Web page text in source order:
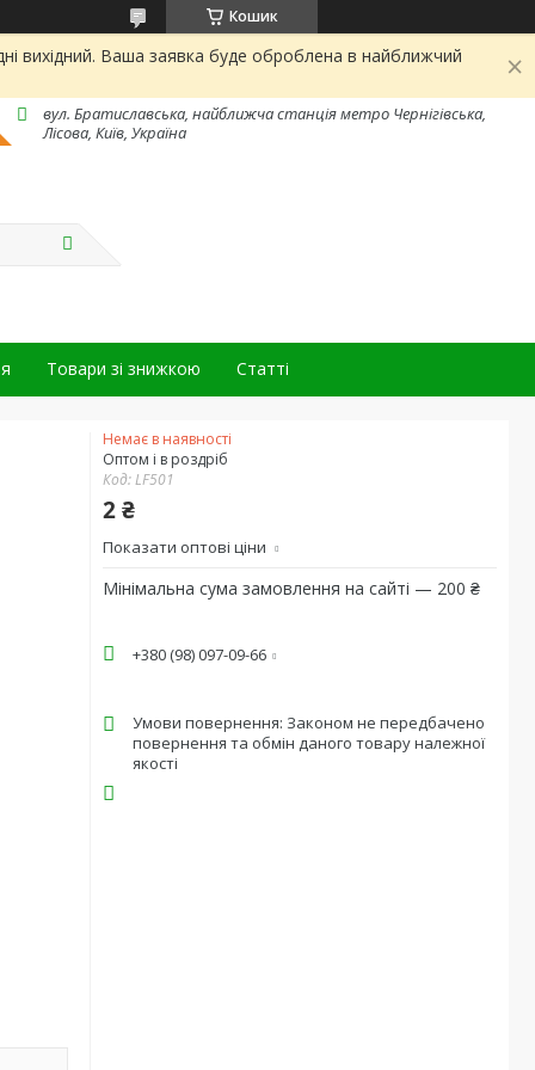
Кошик
вихідний. Ваша заявка буде оброблена в найближчий
вул. Братиславська, найближча станція метро Чернігівська,
Лісова, Київ, Україна
Товари зі знижкою Статті
Немає в наявності
Оптом і в роздріб
Код:LF501
2 ₴
Показати оптові ціни
Мінімальна сума замовлення на сайті — 200 ₴
+380 (98) 097-09-66
Законом не передбачено
повернення та обмін даного товару належної
якості